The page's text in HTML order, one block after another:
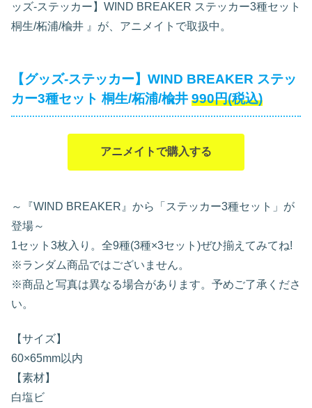
ッズ-ステッカー】WIND BREAKER ステッカー3種セット
桐生/柘浦/楡井 』が、アニメイトで取扱中。
【グッズ-ステッカー】WIND BREAKER ステッ
カー3種セット 桐生/柘浦/楡井 990円(税込)
アニメイトで購入する
～『WIND BREAKER』から「ステッカー3種セット」が
登場～
1セット3枚入り。全9種(3種×3セット)ぜひ揃えてみてね!
※ランダム商品ではございません。
※商品と写真は異なる場合があります。予めご了承くださ
い。
【サイズ】
60×65mm以内
【素材】
白塩ビ